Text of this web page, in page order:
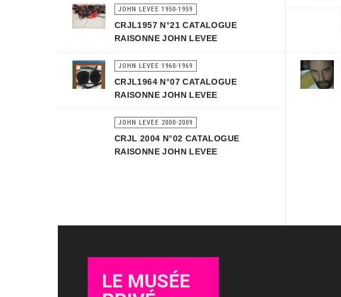
JOHN LEVEE 1950-1959
CRJL1957 N°21 CATALOGUE
RAISONNE JOHN LEVEE
JOHN LEVEE 1960-1969
CRJL1964 N°07 CATALOGUE
RAISONNE JOHN LEVEE
JOHN LEVEE 2000-2009
CRJL 2004 N°02 CATALOGUE
RAISONNE JOHN LEVEE
LE MUSÉE